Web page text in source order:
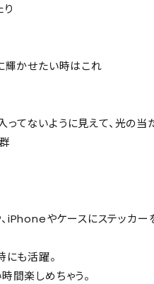
輝かせたい時はこれ
てないように見えて、光の当
iPhoneやケースにステッカー
にも活躍。
間楽しめちゃう。